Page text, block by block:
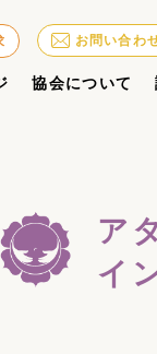
お問い合わ
協会について
ア
イ